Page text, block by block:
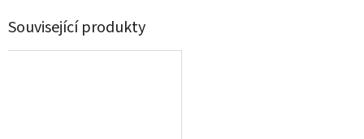
Související produkty